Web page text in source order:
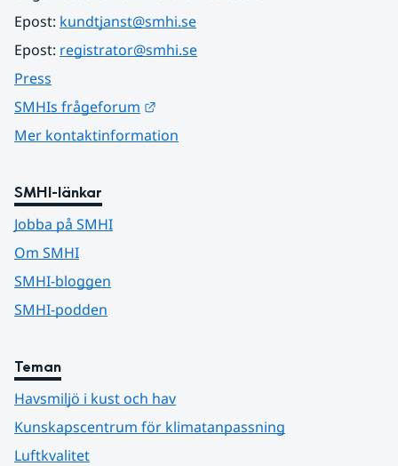
Epost: kundtjanst@smhi.se
Epost: registrator@smhi.se
Press
SMHIs frågeforum
Mer kontaktinformation
SMHI-länkar
Jobba på SMHI
Om SMHI
SMHI-bloggen
SMHI-podden
Teman
Havsmiljö i kust och hav
Kunskapscentrum för klimatanpassning
Luftkvalitet